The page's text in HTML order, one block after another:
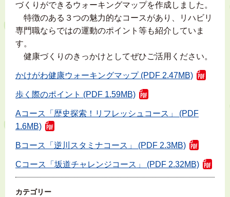
づくりができるウォーキングマップを作成しました。
特徴のある３つの魅力的なコースがあり、リハビリ
専門職ならではの運動のポイント等も紹介していま
す。
健康づくりのきっかけとしてぜひご活用ください。
かけがわ健康ウォーキングマップ (PDF 2.47MB)
歩く際のポイント (PDF 1.59MB)
Aコース「歴史探索！リフレッシュコース」 (PDF
1.6MB)
Bコース「逆川スタミナコース」 (PDF 2.3MB)
Cコース「坂道チャレンジコース」 (PDF 2.32MB)
カテゴリー